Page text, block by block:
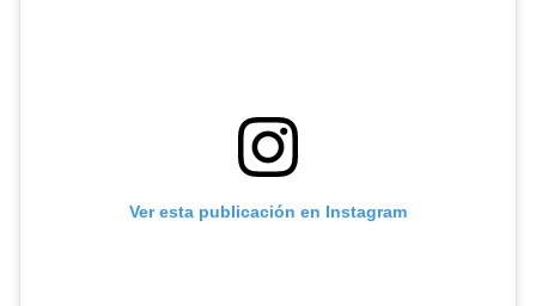
Ver esta publicación en Instagram